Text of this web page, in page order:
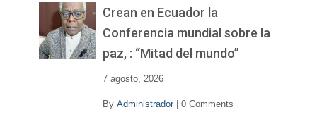
Crean en Ecuador la
Conferencia mundial sobre la
paz, : “Mitad del mundo”
7 agosto, 2026
By Administrador 0 Comments